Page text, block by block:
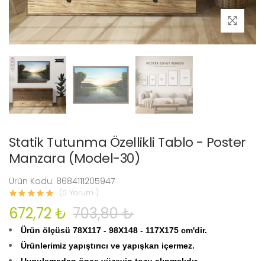
Statik Tutunma Özellikli Tablo - Poster
Manzara (Model-30)
Ürün Kodu: 8684111205947
(0 Yorum )
672,72 ₺ 703,80 ₺
Ürün ölçüsü 78X117 - 98X148 - 117X175 cm'dir.
Ürünlerimiz yapıştırıcı ve yapışkan içermez.